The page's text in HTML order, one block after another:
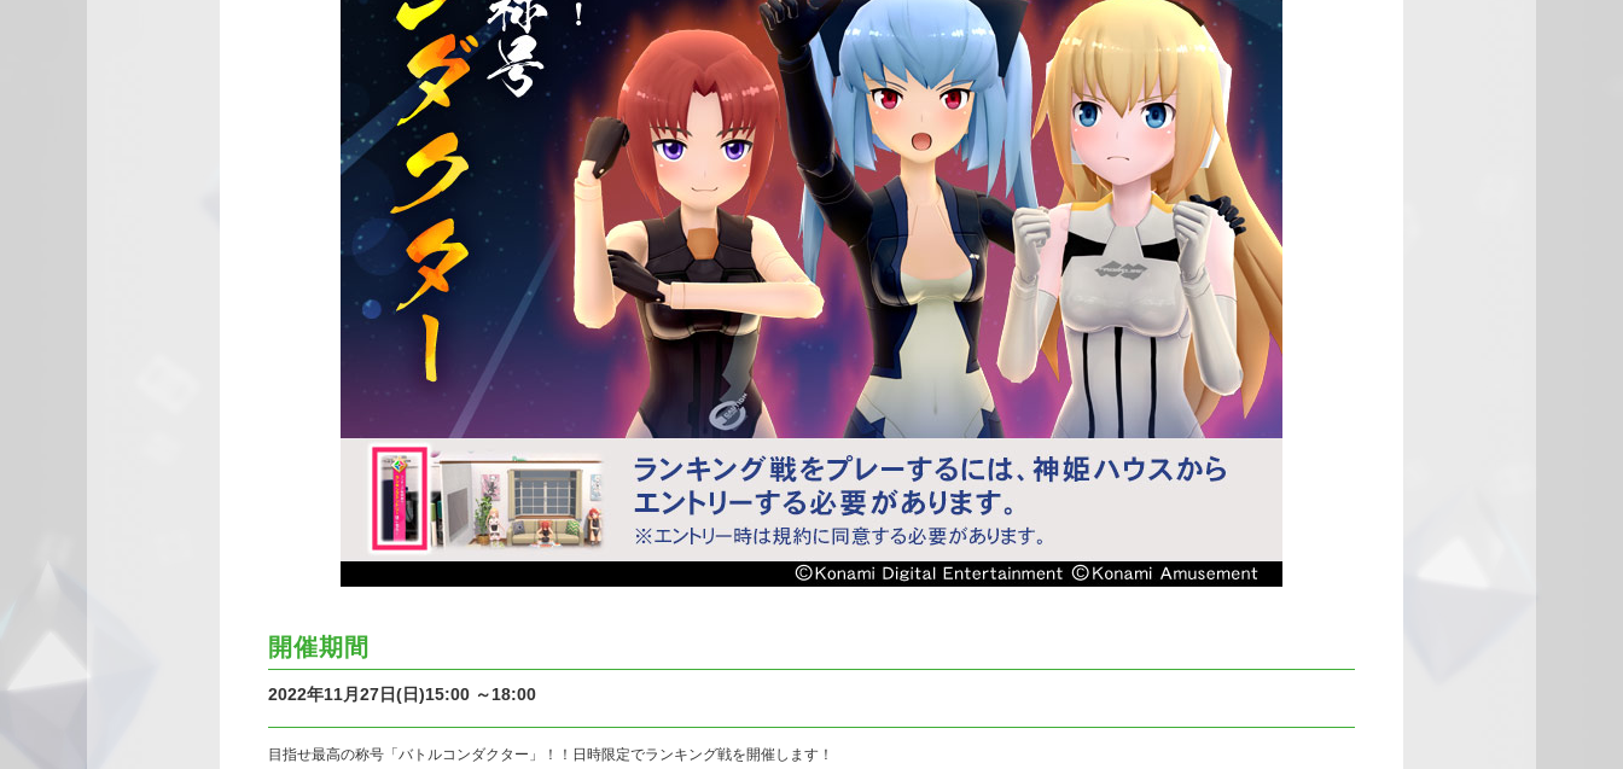
開催期間
2022年11月27日(日)15:00 ～18:00
目指せ最高の称号「バトルコンダクター」！！日時限定でランキング戦を開催します！